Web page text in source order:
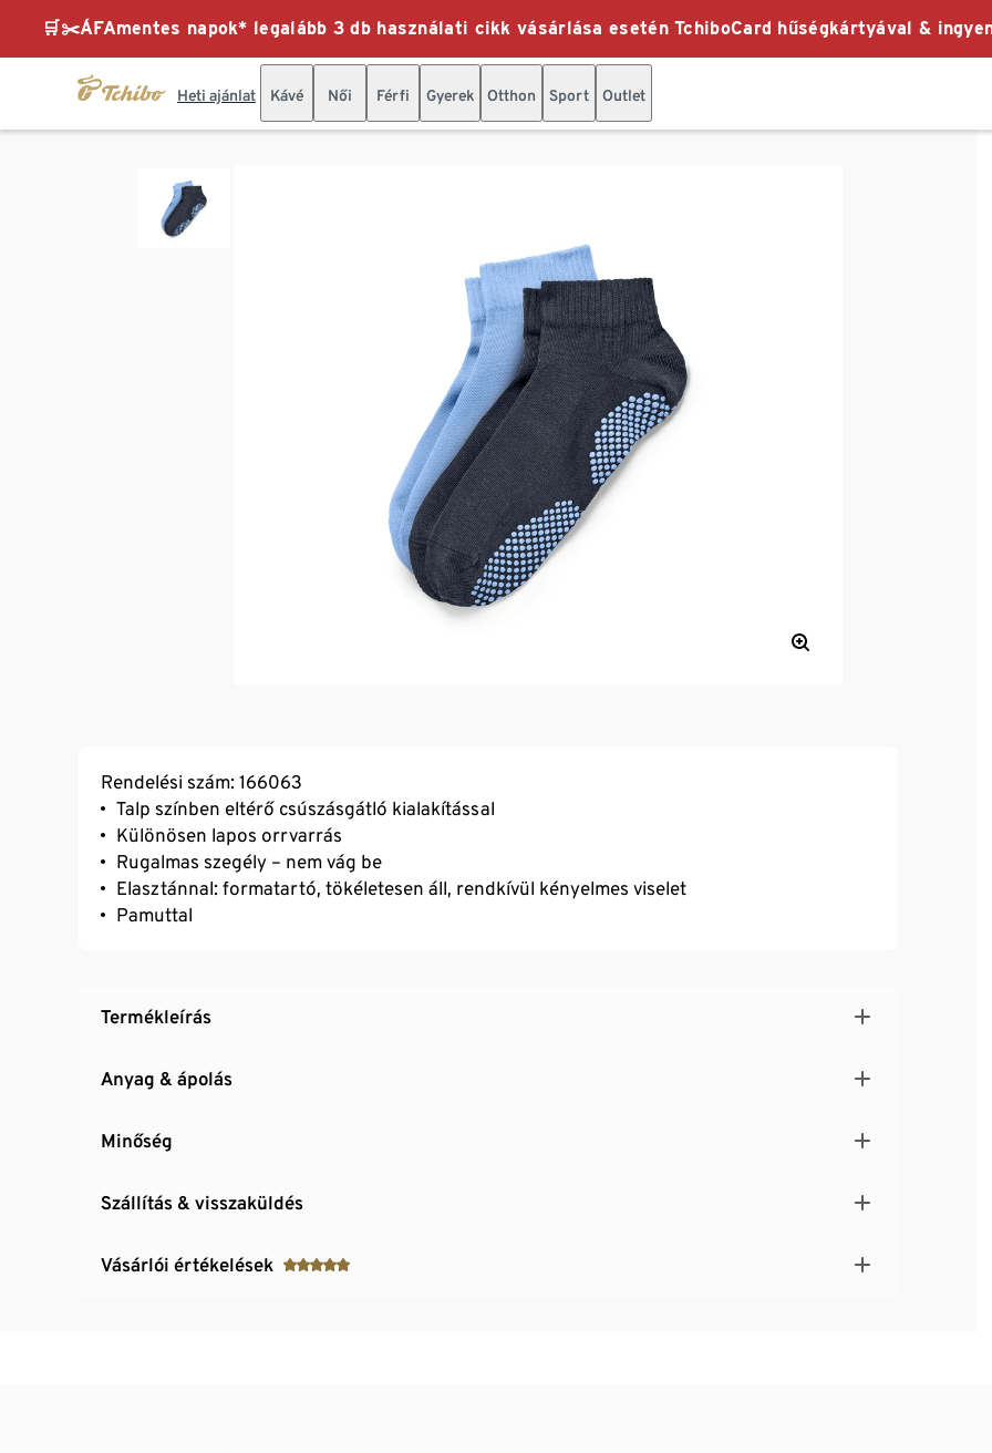
🛒✂️ÁFAmentes napok* legalább 3 db használati cikk vásárlása esetén TchiboCard hűségkártyával &
Heti ajánlat Kávé Női Férfi Gyerek Otthon Sport Outlet
Rendelési szám: 166063
Talp színben eltérő csúszásgátló kialakítással
Különösen lapos orrvarrás
Rugalmas szegély – nem vág be
Elasztánnal: formatartó, tökéletesen áll, rendkívül kényelmes viselet
Pamuttal
Termékleírás
Anyag & ápolás
Minőség
Szállítás & visszaküldés
Vásárlói értékelések